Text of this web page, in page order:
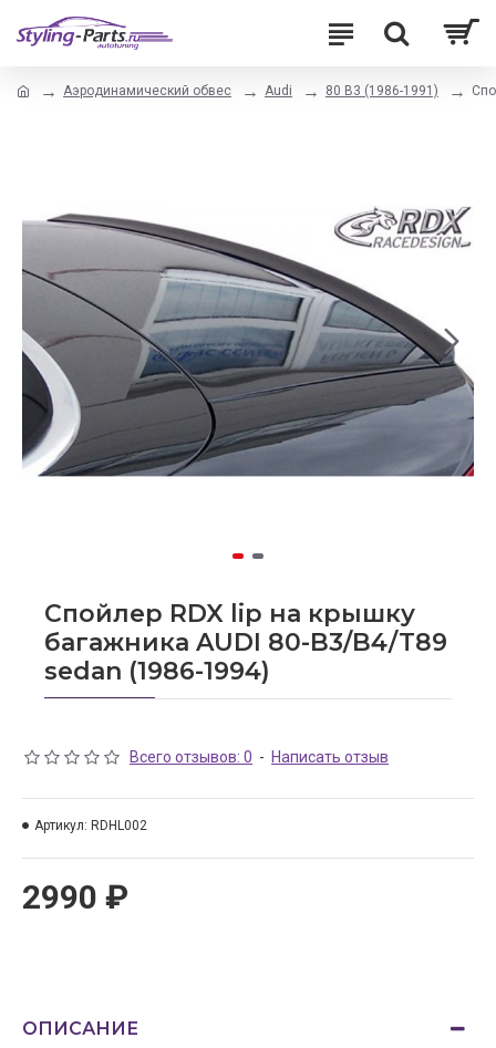
Аэродинамический обвес Audi 80 B3 (1986-1991)
Спойлер RDX lip на крышку
багажника AUDI 80-B3/B4/T89
sedan (1986-1994)
Всего отзывов: 0 - Написать отзыв
2990 ₽
Артикул: RDHL002
ОПИСАНИЕ